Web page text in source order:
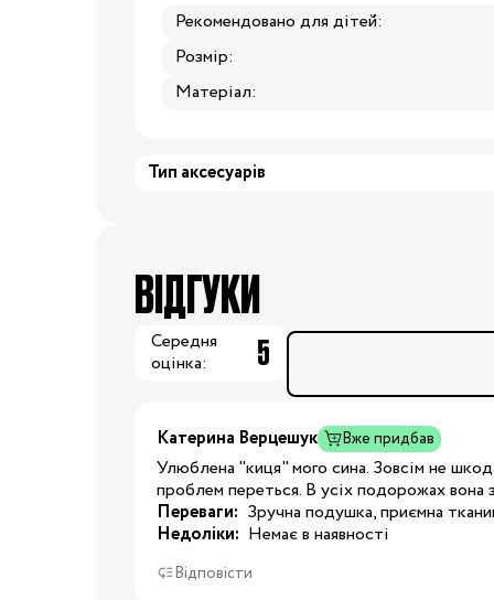
Косметика для мам
Набори в пологовий
будинок
Молоковідсмоктувачі
Дитяча
кімната
Ліжечка та колиски
Дитячі меблі
Манежі
Килими
Крісла-гойдалки,
шезлонги
Ходунки
Радіо- та відеоняні
Дитячі ваги
Рекомендовано для дітей:
Розмір:
Матеріал:
Тип аксесуарів
ВІДГУКИ
Середня
оцінка:
5
Катерина Верцешук Вже придбав
Улюблена "киця" мого сина. Зовсім не
проблем переться. В усіх подорожах вона
Переваги: Зручна подушка, приємна
Недоліки: Немає в наявності
Відповісти